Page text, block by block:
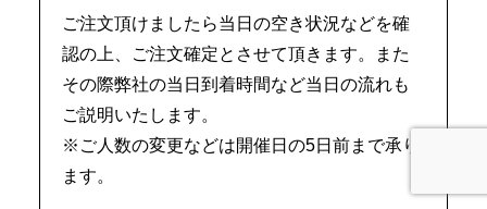
ご注文頂けましたら当日の空き状況などを確
認の上、ご注文確定とさせて頂きます。また
その際弊社の当日到着時間など当日の流れも
ご説明いたします。
※ご人数の変更などは開催日の5日前まで承り
ます。